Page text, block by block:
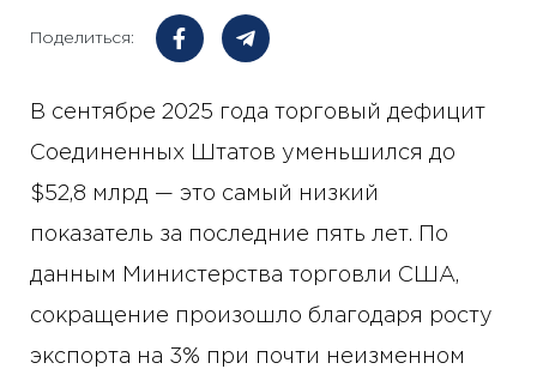
Поделиться:
В сентябре 2025 года торговый дефицит
Соединенных Штатов уменьшился до
$52,8 млрд — это самый низкий
показатель за последние пять лет. По
данным Министерства торговли США,
сокращение произошло благодаря росту
экспорта на 3% при почти неизменном